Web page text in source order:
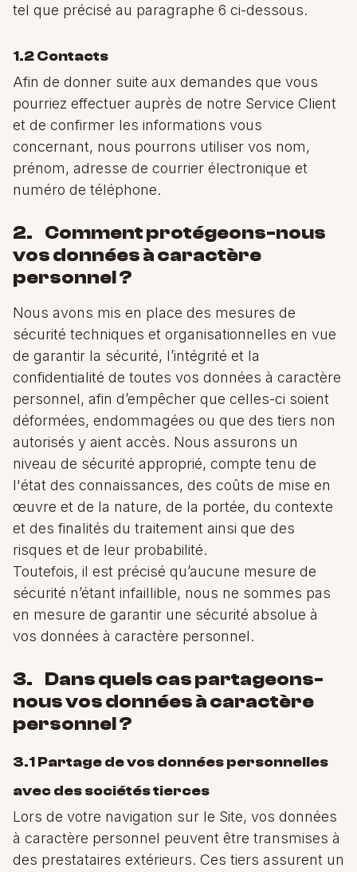
tel que précisé au paragraphe 6 ci-dessous.
1.2 Contacts
Afin de donner suite aux demandes que vous
pourriez effectuer auprès de notre Service Client
et de confirmer les informations vous
concernant, nous pourrons utiliser vos nom,
prénom, adresse de courrier électronique et
numéro de téléphone.
2. Comment protégeons-nous
vos données à caractère
personnel ?
Nous avons mis en place des mesures de
sécurité techniques et organisationnelles en vue
de garantir la sécurité, l’intégrité et la
confidentialité de toutes vos données à caractère
personnel, afin d’empêcher que celles-ci soient
déformées, endommagées ou que des tiers non
autorisés y aient accès. Nous assurons un
niveau de sécurité approprié, compte tenu de
l'état des connaissances, des coûts de mise en
œuvre et de la nature, de la portée, du contexte
et des finalités du traitement ainsi que des
risques et de leur probabilité.
Toutefois, il est précisé qu’aucune mesure de
sécurité n’étant infaillible, nous ne sommes pas
en mesure de garantir une sécurité absolue à
vos données à caractère personnel.
3. Dans quels cas partageons-
nous vos données à caractère
personnel ?
3.1 Partage de vos données personnelles
avec des sociétés tierces
Lors de votre navigation sur le Site, vos données
à caractère personnel peuvent être transmises à
des prestataires extérieurs. Ces tiers assurent un